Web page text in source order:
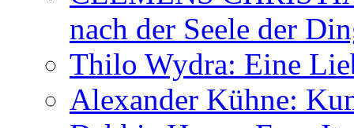
nach der Seele der
Thilo Wydra: Eine
Alexander Kühne: